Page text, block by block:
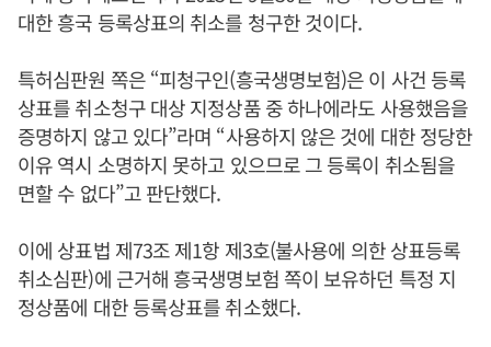
대한 흥국 등록상표의 취소를 청구한 것이다.
특허심판원 쪽은 “피청구인(흥국생명보험)은 이 사건 등록
상표를 취소청구 대상 지정상품 중 하나에라도 사용했음을
증명하지 않고 있다”라며 “사용하지 않은 것에 대한 정당한
이유 역시 소명하지 못하고 있으므로 그 등록이 취소됨을
면할 수 없다”고 판단했다.
이에 상표법 제73조 제1항 제3호(불사용에 의한 상표등록
취소심판)에 근거해 흥국생명보험 쪽이 보유하던 특정 지
정상품에 대한 등록상표를 취소했다.